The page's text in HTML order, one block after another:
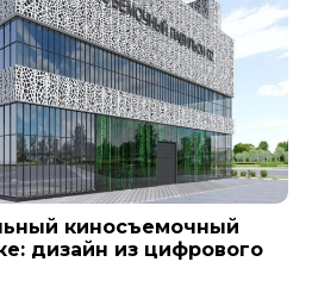
киносъемочный
дизайн из цифрового